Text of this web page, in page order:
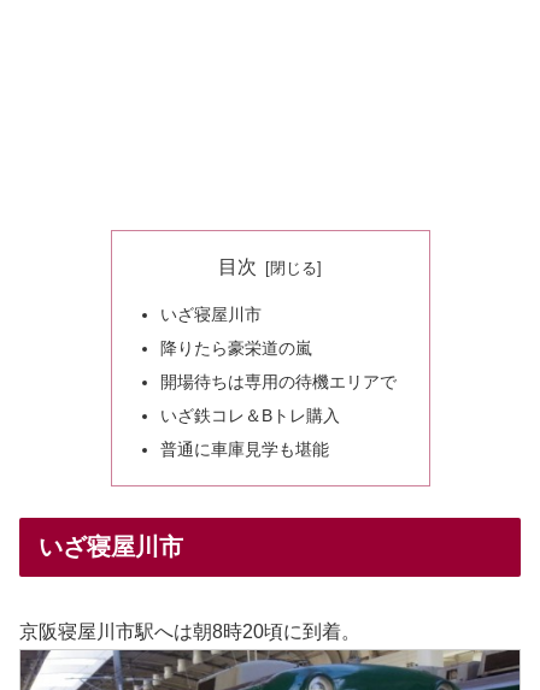
目次
いざ寝屋川市
降りたら豪栄道の嵐
開場待ちは専用の待機エリアで
いざ鉄コレ＆Bトレ購入
普通に車庫見学も堪能
いざ寝屋川市
京阪寝屋川市駅へは朝8時20頃に到着。